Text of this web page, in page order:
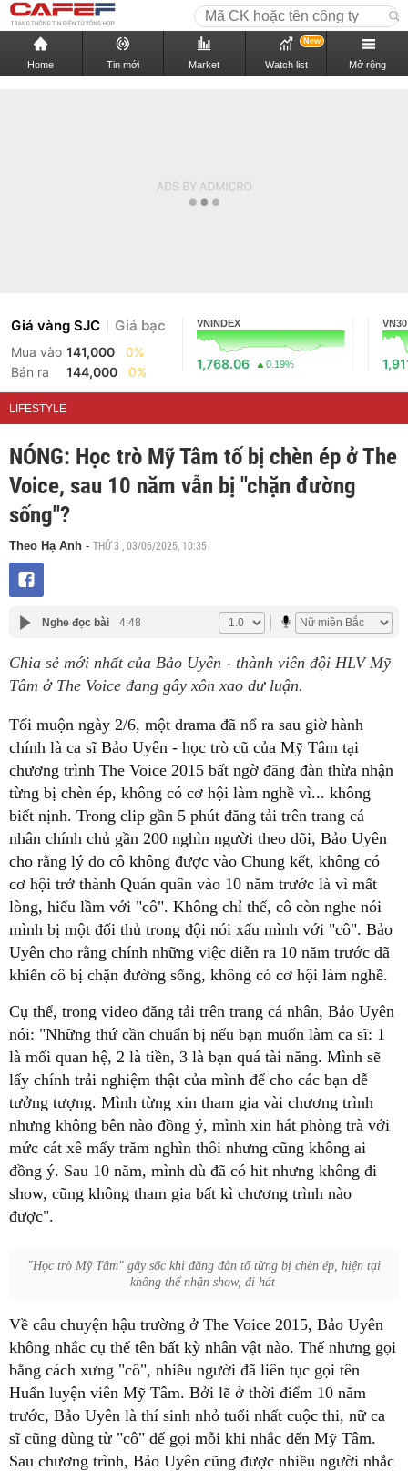
Home Tin mới Market Watch list
New
Mở rộng
Giá vàng SJC Giá bạc
Mua vào 141,000
0%
Bán ra
144,000 0%
VNINDEX
1,768.06 0.19%
VN30
LIFESTYLE
NÓNG: Học trò Mỹ Tâm tố bị chèn ép ở The
Voice, sau 10 năm vẫn bị "chặn đường
sống"?
Theo Hạ Anh - THỨ 3 , 03/06/2025, 10:35
Nghe đọc bài 4:48
Chia sẻ mới nhất của Bảo Uyên - thành viên đội HLV Mỹ
Tâm ở The Voice đang gây xôn xao dư luận.
Tối muộn ngày 2/6, một drama đã nổ ra sau giờ hành
chính là ca sĩ Bảo Uyên - học trò cũ của Mỹ Tâm tại
chương trình The Voice 2015 bất ngờ đăng đàn thừa nhận
từng bị chèn ép, không có cơ hội làm nghề vì... không
biết nịnh. Trong clip gần 5 phút đăng tải trên trang cá
nhân chính chủ gần 200 nghìn người theo dõi, Bảo Uyên
cho rằng lý do cô không được vào Chung kết, không có
cơ hội trở thành Quán quân vào 10 năm trước là vì mất
lòng, hiểu lầm với "cô". Không chỉ thế, cô còn nghe nói
mình bị một đối thủ trong đội nói xấu mình với "cô". Bảo
Uyên cho rằng chính những việc diễn ra 10 năm trước đã
khiến cô bị chặn đường sống, không có cơ hội làm nghề.
Cụ thể, trong video đăng tải trên trang cá nhân, Bảo Uyên
nói: "Những thứ cần chuẩn bị nếu bạn muốn làm ca sĩ: 1
là mối quan hệ, 2 là tiền, 3 là bạn quá tài năng. Mình sẽ
lấy chính trải nghiệm thật của mình để cho các bạn dễ
tưởng tượng. Mình từng xin tham gia vài chương trình
nhưng không bên nào đồng ý, mình xin hát phòng trà với
mức cát xê mấy trăm nghìn thôi nhưng cũng không ai
đồng ý. Sau 10 năm, mình dù đã có hit nhưng không đi
show, cũng không tham gia bất kì chương trình nào
được".
"Học trò Mỹ Tâm" gây sốc khi đăng đàn tố từng bị chèn ép, hiện tại
không thể nhận show, đi hát
Về câu chuyện hậu trường ở The Voice 2015, Bảo Uyên
không nhắc cụ thể tên bất kỳ nhân vật nào. Thế nhưng gọi
bằng cách xưng "cô", nhiều người đã liên tục gọi tên
Huấn luyện viên Mỹ Tâm. Bởi lẽ ở thời điểm 10 năm
trước, Bảo Uyên là thí sinh nhỏ tuổi nhất cuộc thi, nữ ca
sĩ cũng dùng từ "cô" để gọi mỗi khi nhắc đến Mỹ Tâm.
Sau chương trình, Bảo Uyên cũng được nhiều người nhắc